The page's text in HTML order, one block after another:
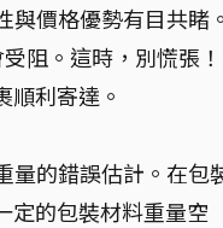
價格優勢有目共睹。
阻。這時，別慌張
利寄達。
量的錯誤估計。在包
定的包裝材料重量空